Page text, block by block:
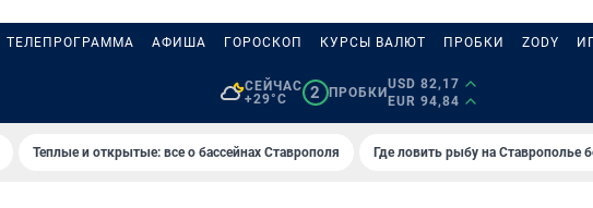
ТЕЛЕПРОГРАММА АФИША ГОРОСКОП КУРСЫ ВАЛЮТ ПРОБКИ ZODY
СЕЙЧАС
+29°C
2 ПРОБКИ
USD 82,17
EUR 94,84
Теплые и открытые: все о бассейнах Ставрополя Где ловить рыбу на Ставрополье